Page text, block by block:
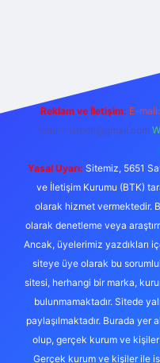
Reklam ve İletişim: E-mail:
forumhizmeti@gmail.com
Yasal Uyarı: Sitemiz, 5651
ve İletişim Kurumu (BTK)
olarak hizmet vermektedir.
olarak denetleme veya
Ancak, üyelerimiz yazdıkları
siteye üye olarak bu
sitesi, herhangi bir marka,
bulunmamaktadır. Sitede
paylaşılmaktadır. Burada yer
olup, gerçek kurum ve kişiler
Gerçek kurum ve kişiler ile